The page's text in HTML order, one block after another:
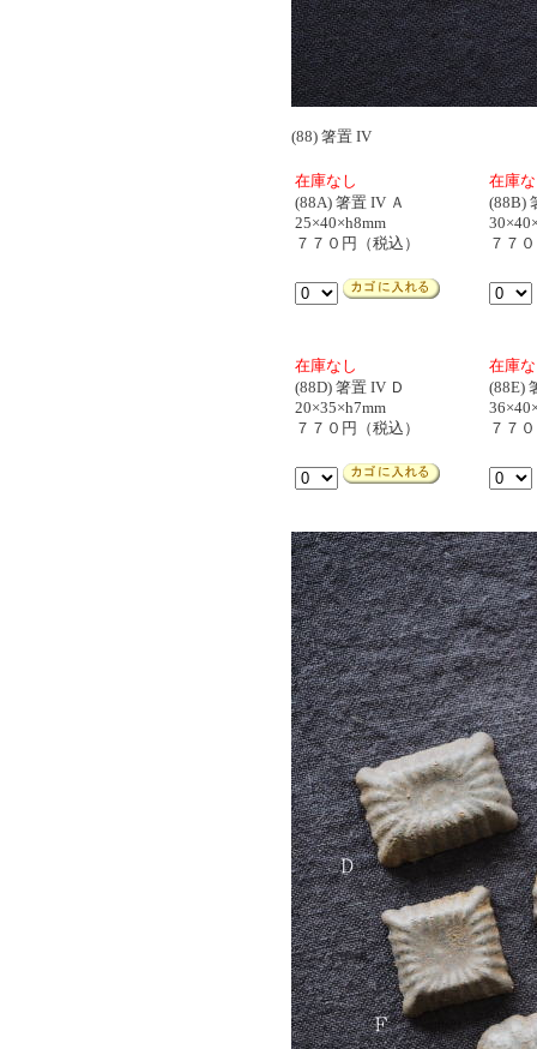
(88) 箸置 IV
在庫なし
(88A) 箸置 IV Ａ
25×40×h8mm
７７０円（税込）
在庫
(88B)
７７
在庫なし
(88D) 箸置 IV Ｄ
20×35×h7mm
７７０円（税込）
在庫
(88E)
７７